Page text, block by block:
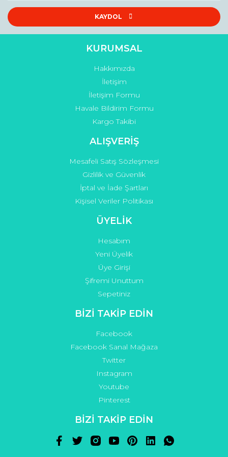
Ürün resmi kalitesiz, bozuk veya görüntülenemiyor.
Ürün açıklamasında eksik bilgiler bulunuyor.
Ürün fiyatı diğer sitelerden daha pahalı.
Gönder
KAYDOL
KURUMSAL
Hakkımızda
İletişim
İletişim Formu
Havale Bildirim Formu
Kargo Takibi
ALIŞVERİŞ
Mesafeli Satış Sözleşmesi
Gizlilik ve Güvenlik
İptal ve İade Şartları
Kişisel Veriler Politikası
ÜYELİK
Hesabım
Yeni Üyelik
Üye Girişi
Şifremi Unuttum
Sepetiniz
BİZİ TAKİP EDİN
Facebook
Facebook Sanal Mağaza
Twitter
Instagram
Youtube
Pinterest
BİZİ TAKİP EDİN